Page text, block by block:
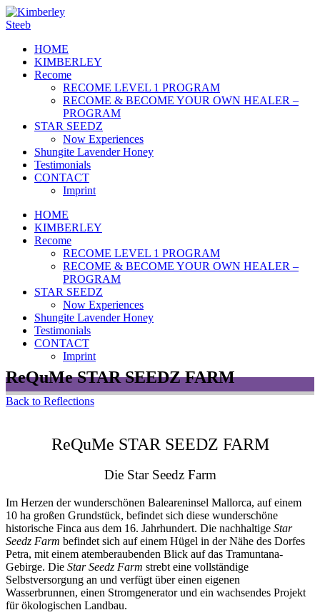
HOME
KIMBERLEY
Recome
RECOME LEVEL 1 PROGRAM
RECOME & BECOME YOUR OWN HEALER –
PROGRAM
STAR SEEDZ
Now Experiences
Shungite Lavender Honey
Testimonials
CONTACT
Imprint
HOME
KIMBERLEY
Recome
RECOME LEVEL 1 PROGRAM
RECOME & BECOME YOUR OWN HEALER –
PROGRAM
STAR SEEDZ
Now Experiences
Shungite Lavender Honey
Testimonials
CONTACT
Imprint
ReQuMe STAR SEEDZ FARM
Back to Reflections
ReQuMe STAR SEEDZ FARM
Die Star Seedz Farm
Im Herzen der wunderschönen Baleareninsel Mallorca, auf einem
10 ha großen Grundstück, befindet sich diese wunderschöne
historische Finca aus dem 16. Jahrhundert. Die nachhaltige Star
Seedz Farm befindet sich auf einem Hügel in der Nähe des Dorfes
Petra, mit einem atemberaubenden Blick auf das Tramuntana-
Gebirge. Die Star Seedz Farm strebt eine vollständige
Selbstversorgung an und verfügt über einen eigenen
Wasserbrunnen, einen Stromgenerator und ein wachsendes Projekt
für ökologischen Landbau.